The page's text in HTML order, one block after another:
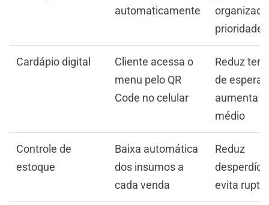
automaticamente
prioridade
Cardápio digital
Cliente acessa o
menu pelo QR
Code no celular
Reduz
de espera,
aumenta
médio
Controle de
estoque
Baixa automática
dos insumos a
cada venda
Reduz
evita